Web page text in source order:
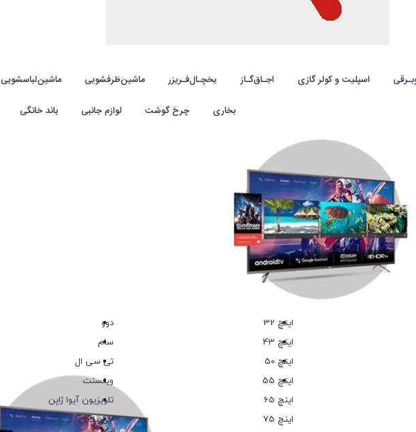
ماشین‌لباسشویی ماشین‌ظرفشویی یخچـال‌فـریزر اجـاق‌گـاز اسپلیت و کولر گازی
باند خانگی لوازم جانبی چرخ گوشت بخاری
دوو
سام
تی‌ سی ال
وینسنت
تلویزیون آیوا ژاپن
جی پلاس
32 اینچ
43 اینچ
50 اینچ
55 اینچ
65 اینچ
75 اینچ